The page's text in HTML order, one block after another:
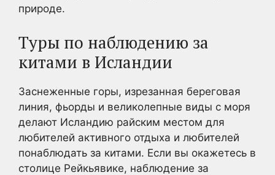
природе.
Туры по наблюдению за
китами в Исландии
Заснеженные горы, изрезанная береговая
линия, фьорды и великолепные виды с моря
делают Исландию райским местом для
любителей активного отдыха и любителей
понаблюдать за китами. Если вы окажетесь в
столице Рейкьявике, наблюдение за